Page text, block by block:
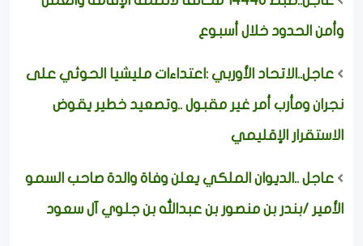
وأمن الحدود خلال أسبوع
عاجل..الاتحاد الأوربي :اعتداءات مليشيا الحوثي على
نجران ومأرب أمر غير مقبول ..وتصعيد خطير يقوض
الاستقرار الإقليمي
عاجل ..الديوان الملكي يعلن وفاة والدة صاحب السمو
الأمير /بندر بن منصور بن عبدالله بن جلوي آل سعود